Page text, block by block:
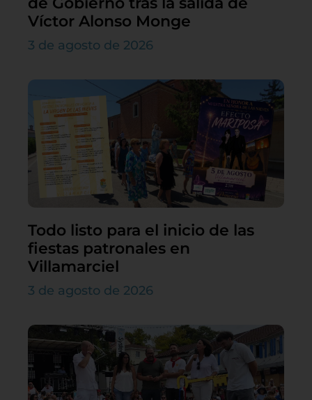
Víctor Alonso Monge
3 de agosto de 2026
Todo listo para el inicio de las
fiestas patronales en
Villamarciel
3 de agosto de 2026